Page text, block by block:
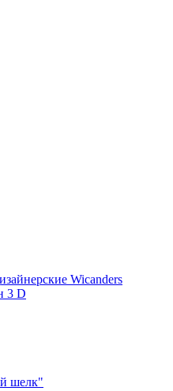
Wicanders
3 D
шелк"